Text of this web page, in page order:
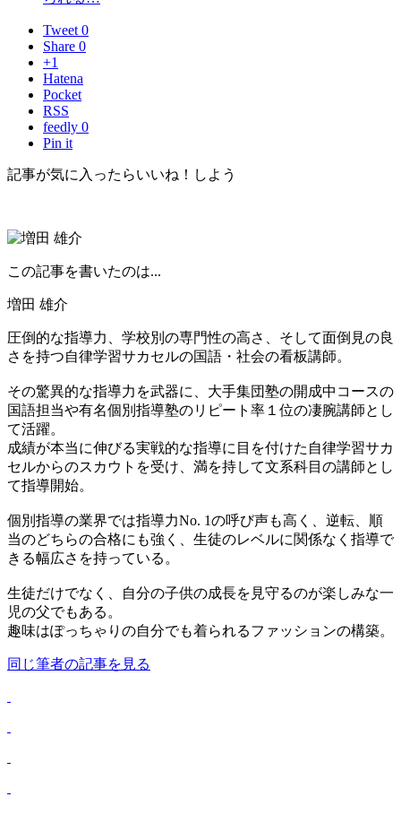
Tweet 0
Share 0
+1
Hatena
Pocket
RSS
feedly 0
Pin it
記事が気に入ったらいいね！しよう
この記事を書いたのは...
増田 雄介
圧倒的な指導力、学校別の専門性の高さ、そして面倒見の良
さを持つ自律学習サカセルの国語・社会の看板講師。
その驚異的な指導力を武器に、大手集団塾の開成中コースの
国語担当や有名個別指導塾のリピート率１位の凄腕講師とし
て活躍。
成績が本当に伸びる実戦的な指導に目を付けた自律学習サカ
セルからのスカウトを受け、満を持して文系科目の講師とし
て指導開始。
個別指導の業界では指導力No. 1の呼び声も高く、逆転、順
当のどちらの合格にも強く、生徒のレベルに関係なく指導で
きる幅広さを持っている。
生徒だけでなく、自分の子供の成長を見守るのが楽しみな一
児の父でもある。
趣味はぽっちゃりの自分でも着られるファッションの構築。
同じ筆者の記事を見る